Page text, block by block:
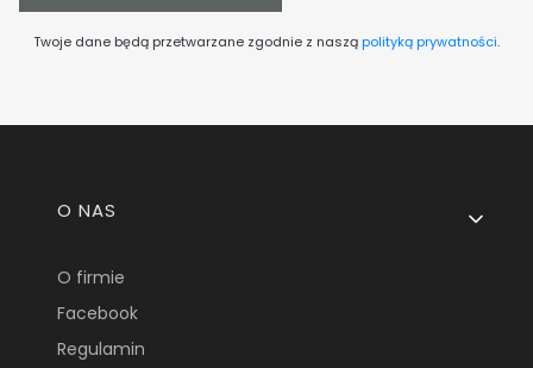
Twoje dane będą przetwarzane zgodnie z nasząpolityką prywatności.
Linki w stopce
O NAS
O firmie
Facebook
Regulamin